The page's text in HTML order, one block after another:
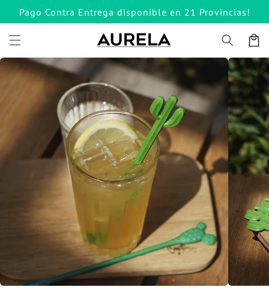
directamente
al contenido
Pago Contra Entrega disponible en 21 Provincias!
Carrito
Ir
directamente
a la
información
del producto